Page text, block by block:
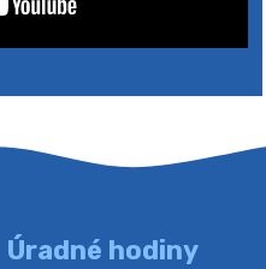
Úradné hodiny